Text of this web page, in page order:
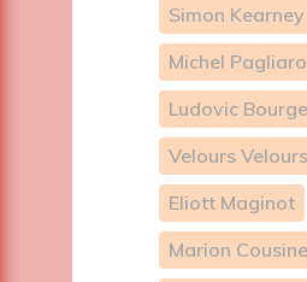
Simon Kearney
Michel Pagliaro
Ludovic
Velours Velours
Eliott Maginot
Marion